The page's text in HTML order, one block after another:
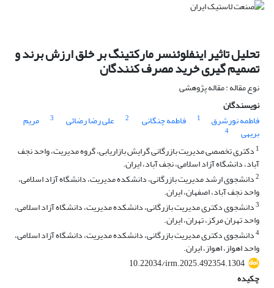
تحلیل تاثیر اینفلوئنسر مارکتینگ بر خلق ارزش برند و
تصمیم گیری خرید مصرف کنندگان
نوع مقاله : مقاله پژوهشی
نویسندگان
فاطمه نورشرق
1 فاطمه چنگانی 2 علی رضا رضائی 3 مریم
بریهی
4
1 دکتری تخصصی مدیریت بازرگانی گرایش بازاریابی، گروه مدیریت، واحد نجف
آباد، دانشگاه آزاد اسلامی، نجف آباد، ایران.
2دانشجوی ارشد مدیریت بازرگانی، دانشکده مدیریت، دانشگاه آزاد اسلامی،
واحد نجف آباد، اصفهان، ایران.
3دانشجوی دکتری مدیریت بازرگانی، دانشکده مدیریت، دانشگاه آزاد اسلامی،
واحد تهران مرکز، تهران، ایران.
4دانشجوی دکتری مدیریت بازرگانی، دانشکده مدیریت، دانشگاه آزاد اسلامی،
واحد اهواز، اهواز، ایران.
10.22034/irm.2025.492354.1304
چکیده